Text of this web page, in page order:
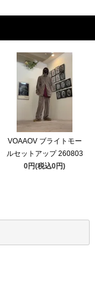
VOAAOV ブライトモー
ルセットアップ 260803
0円(税込0円)